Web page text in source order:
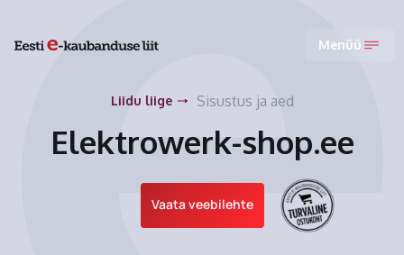
Menüü
Liidu liige Sisustus ja aed
Elektrowerk-shop.ee
Vaata veebilehte